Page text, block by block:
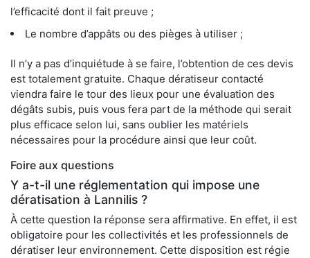
l’efficacité dont il fait preuve ;
Le nombre d’appâts ou des pièges à utiliser ;
Il n’y a pas d’inquiétude à se faire, l’obtention de ces devis
est totalement gratuite. Chaque dératiseur contacté
viendra faire le tour des lieux pour une évaluation des
dégâts subis, puis vous fera part de la méthode qui serait
plus efficace selon lui, sans oublier les matériels
nécessaires pour la procédure ainsi que leur coût.
Foire aux questions
Y a-t-il une réglementation qui impose une
dératisation à Lannilis ?
À cette question la réponse sera affirmative. En effet, il est
obligatoire pour les collectivités et les professionnels de
dératiser leur environnement. Cette disposition est régie